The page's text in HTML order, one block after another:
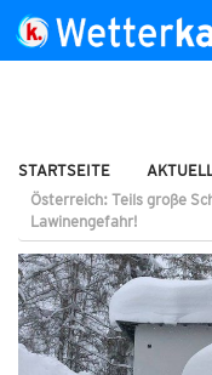
STARTSEITE
Österreich: Teils große
Lawinengefahr!